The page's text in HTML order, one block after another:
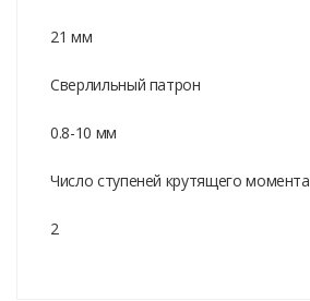
21 мм
Сверлильный патрон
0.8-10 мм
Число ступеней крутящего момента
2